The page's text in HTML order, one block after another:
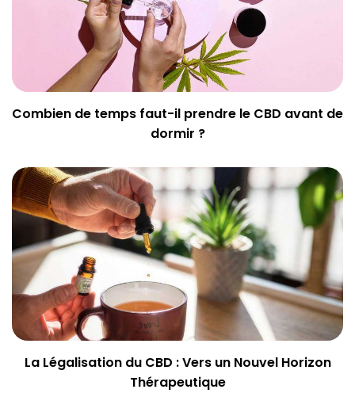
Combien de temps faut-il prendre le CBD avant de
dormir ?
La Légalisation du CBD : Vers un Nouvel Horizon
Thérapeutique